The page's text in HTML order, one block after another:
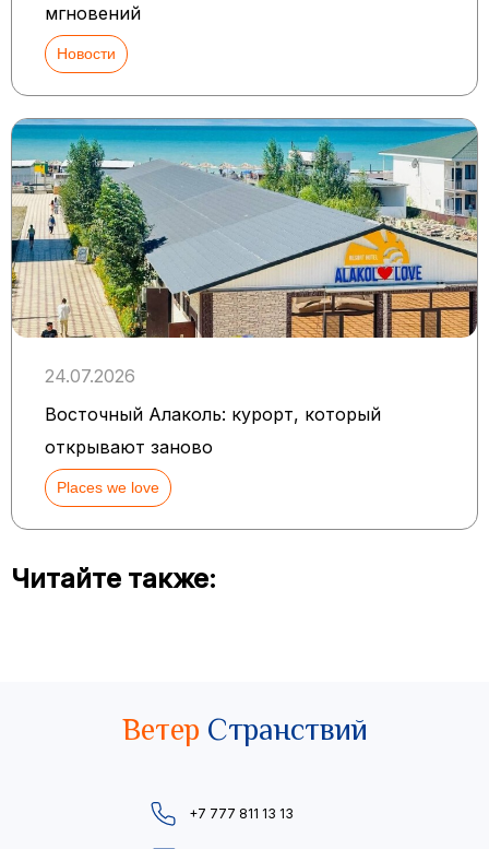
мгновений
Новости
24.07.2026
Восточный Алаколь: курорт, который
открывают заново
Places we love
Читайте также:
Ветер Странствий
+7 777 811 13 13